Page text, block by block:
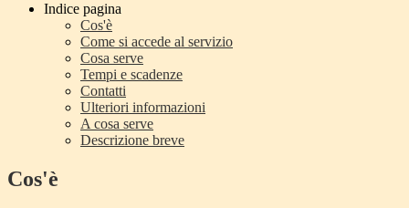
Indice pagina
Cos'è
Come si accede al servizio
Cosa serve
Tempi e scadenze
Contatti
Ulteriori informazioni
A cosa serve
Descrizione breve
Cos'è